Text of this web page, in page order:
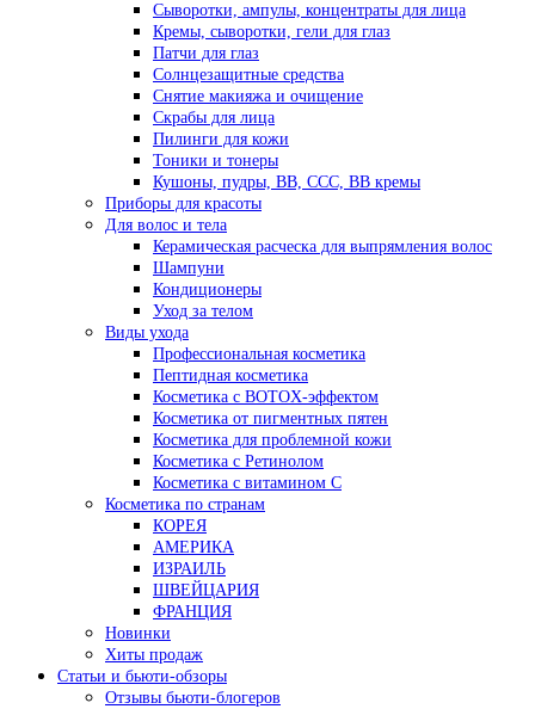
Сыворотки, ампулы, концентраты для лица
Кремы, сыворотки, гели для глаз
Патчи для глаз
Солнцезащитные средства
Снятие макияжа и очищение
Скрабы для лица
Пилинги для кожи
Тоники и тонеры
Кушоны, пудры, ВВ, ССС, ВВ кремы
Приборы для красоты
Для волос и тела
Керамическая расческа для выпрямления волос
Шампуни
Кондиционеры
Уход за телом
Виды ухода
Профессиональная косметика
Пептидная косметика
Косметика с BOTOX-эффектом
Косметика от пигментных пятен
Косметика для проблемной кожи
Косметика с Ретинолом
Косметика с витамином С
Косметика по странам
КОРЕЯ
АМЕРИКА
ИЗРАИЛЬ
ШВЕЙЦАРИЯ
ФРАНЦИЯ
Новинки
Хиты продаж
Статьи и бьюти-обзоры
Отзывы бьюти-блогеров